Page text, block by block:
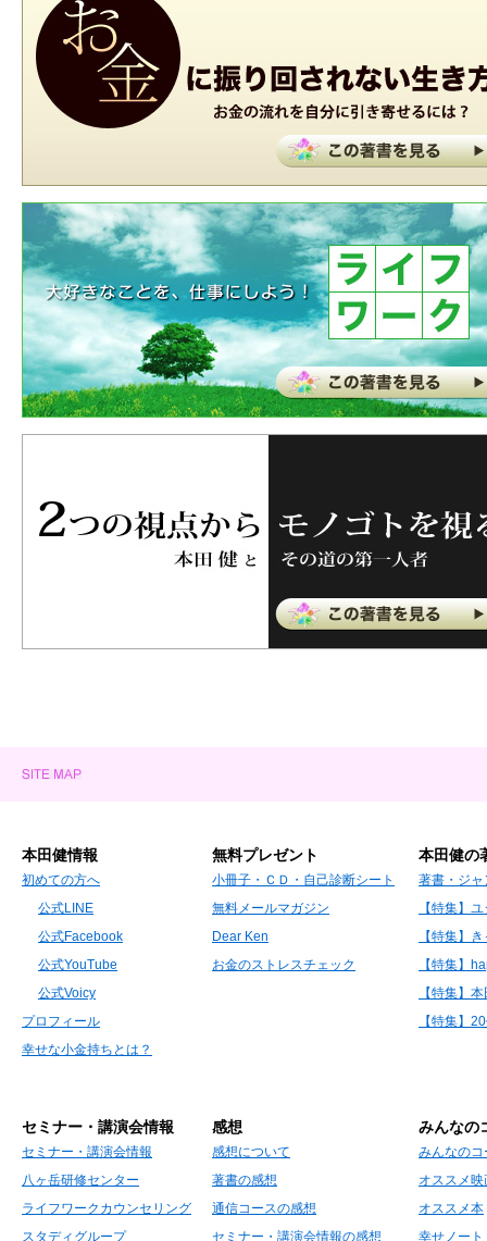
本田健情報
初めての方へ
公式LINE
公式Facebook
公式YouTube
公式Voicy
プロフィール
幸せな小金持ちとは？
無料プレゼント
小冊子・ＣＤ・自己診断シート
無料メールマガジン
Dear Ken
お金のストレスチェック
本田健の
著書・ジャ
【特集】
【特集】
【特集】
【特集】
【特集】
セミナー・講演会情報
セミナー・講演会情報
八ヶ岳研修センター
ライフワークカウンセリング
スタディグループ
感想
感想について
著書の感想
通信コースの感想
セミナー・講演会情報の感想
みんなの
みんなの
オススメ映
オススメ本
幸せノート